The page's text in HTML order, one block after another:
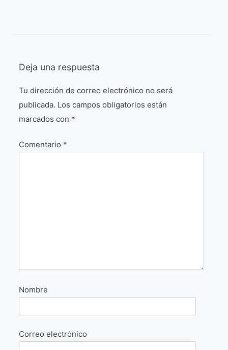
La Formule de l’art París 2020
L’art Colombien à Paris 2019
L’art Latino-américain à Paris 2019
Deja una respuesta
Tu dirección de correo electrónico no será
publicada. Los campos obligatorios están
marcados con *
Comentario *
Nombre
Correo electrónico